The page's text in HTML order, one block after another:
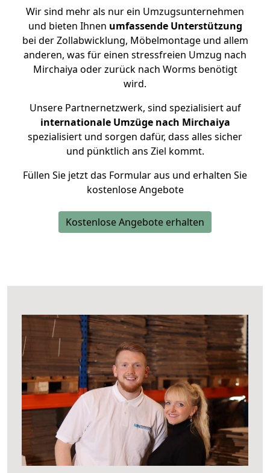
Wir sind mehr als nur ein Umzugsunternehmen
und bieten Ihnen umfassende Unterstützung
bei der Zollabwicklung, Möbelmontage und allem
anderen, was für einen stressfreien Umzug nach
Mirchaiya oder zurück nach Worms benötigt
wird.
Unsere Partnernetzwerk, sind spezialisiert auf
internationale Umzüge nach Mirchaiya
spezialisiert und sorgen dafür, dass alles sicher
und pünktlich ans Ziel kommt.
Füllen Sie jetzt das Formular aus und erhalten Sie
kostenlose Angebote
Kostenlose Angebote erhalten